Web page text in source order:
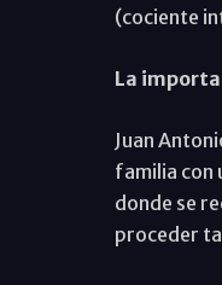
(cociente
La
Juan
familia con
donde se
proceder